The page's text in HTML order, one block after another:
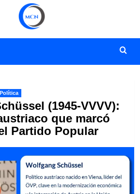
(1945-VVVV):
que marcó
Partido Popular